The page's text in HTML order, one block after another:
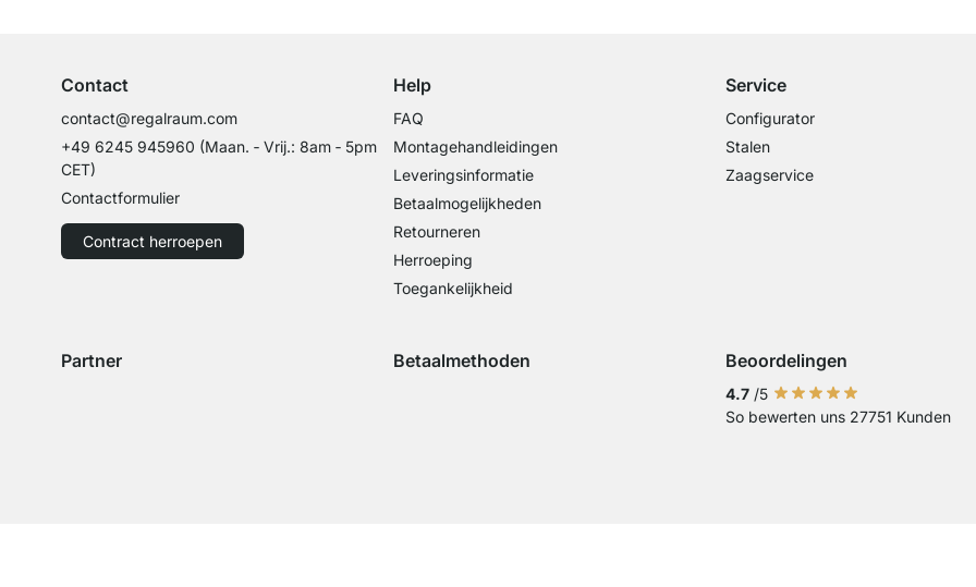
Contact
contact@regalraum.com
+49 6245 945960 (Maan. ‑ Vrij.: 8am ‑ 5pm
CET)
Contactformulier
Contract herroepen
Help
FAQ
Montagehandleidingen
Leveringsinformatie
Betaalmogelijkheden
Retourneren
Herroeping
Toegankelijkheid
Service
Configurator
Stalen
Zaagservice
Partner Betaalmethoden
Betaling met Klarna Sofort
Beoordelingen
4.7 /5
So bewerten uns 27751 Kunden